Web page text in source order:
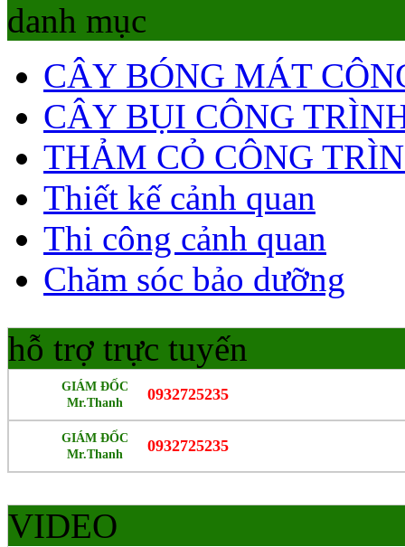
danh mục
CÂY BÓNG MÁT
CÂY BỤI CÔNG
THẢM CỎ CÔNG
Thiết kế cảnh quan
Thi công cảnh quan
Chăm sóc bảo dưỡng
hỗ trợ trực tuyến
GIÁM ĐỐC
Mr.Thanh
0932725235
GIÁM ĐỐC
Mr.Thanh
0932725235
VIDEO